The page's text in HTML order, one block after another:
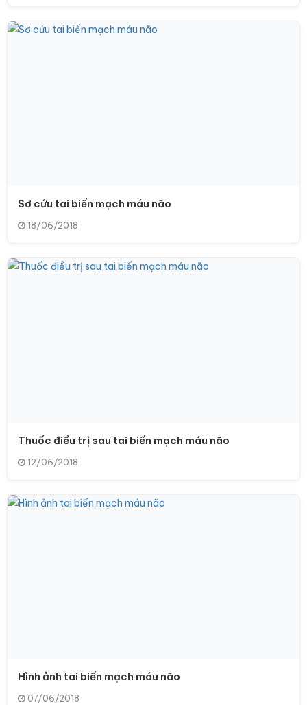
Sơ cứu tai biến mạch máu não
18/06/2018
Thuốc điều trị sau tai biến mạch máu não
12/06/2018
Hình ảnh tai biến mạch máu não
07/06/2018